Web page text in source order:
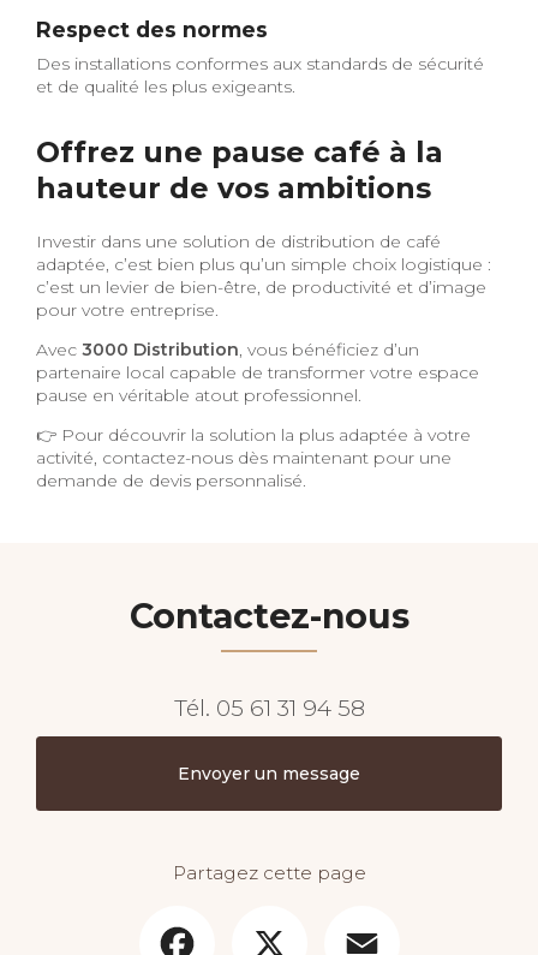
Respect des normes
Des installations conformes aux standards de sécurité
et de qualité les plus exigeants.
Offrez une pause café à la
hauteur de vos ambitions
Investir dans une solution de distribution de café
adaptée, c’est bien plus qu’un simple choix logistique :
c’est un levier de bien-être, de productivité et d’image
pour votre entreprise.
Avec 3000 Distribution, vous bénéficiez d’un
partenaire local capable de transformer votre espace
pause en véritable atout professionnel.
👉 Pour découvrir la solution la plus adaptée à votre
activité, contactez-nous dès maintenant pour une
demande de devis personnalisé.
Contactez-nous
Tél. 05 61 31 94 58
Envoyer un message
Partagez cette page